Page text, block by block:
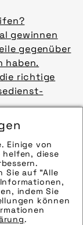
Einige von
helfen, diese
Sie auf "Alle
indem Sie
können
.
gewinnen
gegenüber
haben.
richtige